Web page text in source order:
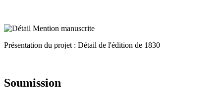
Présentation du projet : Détail de l'édition de 1830
Soumission